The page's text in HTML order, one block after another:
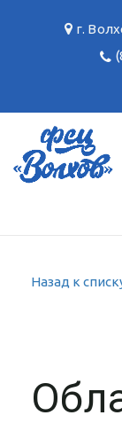
г.
Назад к